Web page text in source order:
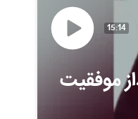
موفقیت
15:14